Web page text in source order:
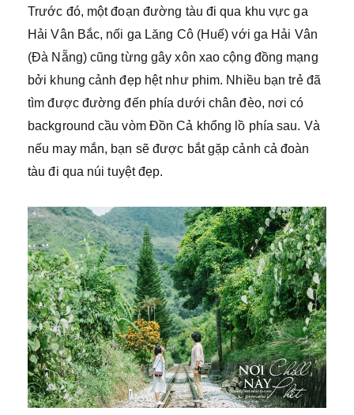
Trước đó, một đoạn đường tàu đi qua khu vực ga
Hải Vân Bắc, nối ga Lăng Cô (Huế) với ga Hải Vân
(Đà Nẵng) cũng từng gây xôn xao cộng đồng mạng
bởi khung cảnh đẹp hệt như phim. Nhiều bạn trẻ đã
tìm được đường đến phía dưới chân đèo, nơi có
background cầu vòm Đồn Cả khổng lồ phía sau. Và
nếu may mắn, bạn sẽ được bắt gặp cảnh cả đoàn
tàu đi qua núi tuyệt đẹp.